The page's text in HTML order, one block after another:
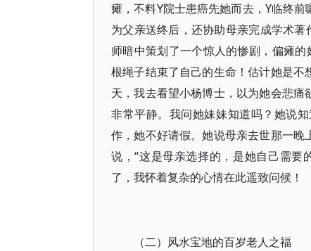
瘫，不料Y院士患癌先她而去，Y临终
为父亲送终后，还协助母亲完成学术
师暗中策划了一个惊人的惨剧，偏瘫
根绳子结束了自己的生命！估计她是
天，我去看望小杨博士，以为她会悲
非常平静。我问她妹妹知道吗？她说
作，她不好请假。她说母亲去世那一
说，“这是母亲选择的，是她自己需要
了，我怀着复杂的心情在此遥致问候！
（二）风水宝地的百岁老人之福